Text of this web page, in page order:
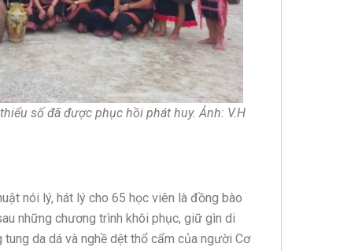
số đã được phục hồi phát huy. Ảnh: V.H
nói lý, hát lý cho 65 học viên là đồng bào
những chương trình khôi phục, giữ gìn di
da dá và nghề dệt thổ cẩm của người Cơ